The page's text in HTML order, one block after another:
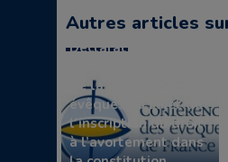
Autres articles
Déclaration du
de la Conférence des
évêques au sujet de
l’inscription du droit
à l’avortement dans